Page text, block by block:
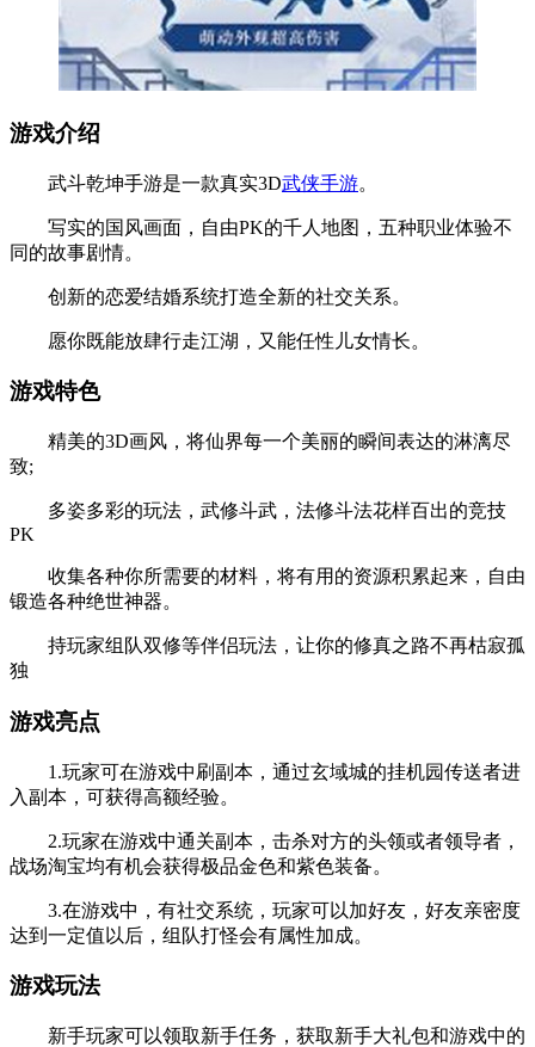
游戏介绍
武斗乾坤手游是一款真实3D武侠手游。
写实的国风画面，自由PK的千人地图，五种职业体验不
同的故事剧情。
创新的恋爱结婚系统打造全新的社交关系。
愿你既能放肆行走江湖，又能任性儿女情长。
游戏特色
精美的3D画风，将仙界每一个美丽的瞬间表达的淋漓尽
致;
多姿多彩的玩法，武修斗武，法修斗法花样百出的竞技
PK
收集各种你所需要的材料，将有用的资源积累起来，自由
锻造各种绝世神器。
持玩家组队双修等伴侣玩法，让你的修真之路不再枯寂孤
独
游戏亮点
1.玩家可在游戏中刷副本，通过玄域城的挂机园传送者进
入副本，可获得高额经验。
2.玩家在游戏中通关副本，击杀对方的头领或者领导者，
战场淘宝均有机会获得极品金色和紫色装备。
3.在游戏中，有社交系统，玩家可以加好友，好友亲密度
达到一定值以后，组队打怪会有属性加成。
游戏玩法
新手玩家可以领取新手任务，获取新手大礼包和游戏中的